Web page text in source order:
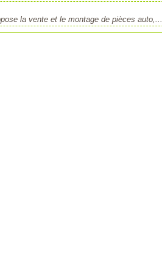
la vente et le montage de pièces auto,...